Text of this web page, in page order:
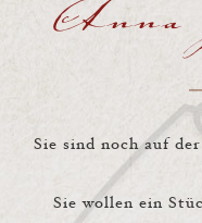
Anna
Sie sind noch auf
Sie wollen ein